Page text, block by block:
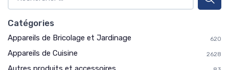
Catégories
Appareils de Bricolage et Jardinage 620
Appareils de Cuisine 2628